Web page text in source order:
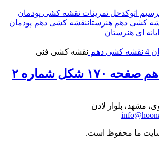
اتوکدحل تمرینات نقشه کشی پودمان
کشی دهم هنرستاننقشه کشی دهم پودمان
ای هنرستان
نقشه کشی فنی
شکل شماره ۲
مشهد، بلوار لادن
ما محفوظ است.